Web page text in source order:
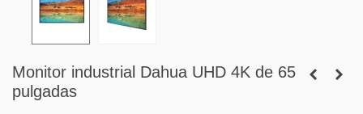
Monitor industrial Dahua UHD 4K de 65
pulgadas